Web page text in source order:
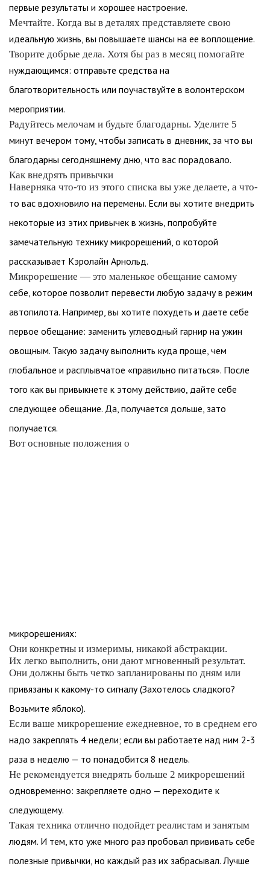
первые результаты и хорошее настроение.
Мечтайте. Когда вы в деталях представляете свою
идеальную жизнь, вы повышаете шансы на ее воплощение.
Творите добрые дела. Хотя бы раз в месяц помогайте
нуждающимся: отправьте средства на
благотворительность или поучаствуйте в волонтерском
мероприятии.
Радуйтесь мелочам и будьте благодарны. Уделите 5
минут вечером тому, чтобы записать в дневник, за что вы
благодарны сегодняшнему дню, что вас порадовало.
Как внедрять привычки
Наверняка что-то из этого списка вы уже делаете, а что-
то вас вдохновило на перемены. Если вы хотите внедрить
некоторые из этих привычек в жизнь, попробуйте
замечательную технику микрорешений, о которой
рассказывает Кэролайн Арнольд.
Микрорешение — это маленькое обещание самому
себе, которое позволит перевести любую задачу в режим
автопилота. Например, вы хотите похудеть и даете себе
первое обещание: заменить углеводный гарнир на ужин
овощным. Такую задачу выполнить куда проще, чем
глобальное и расплывчатое «правильно питаться». После
того как вы привыкнете к этому действию, дайте себе
следующее обещание. Да, получается дольше, зато
получается.
Вот основные положения о
микрорешениях:
Они конкретны и измеримы, никакой абстракции.
Их легко выполнить, они дают мгновенный результат.
Они должны быть четко запланированы по дням или
привязаны к какому-то сигналу (Захотелось сладкого?
Возьмите яблоко).
Если ваше микрорешение ежедневное, то в среднем его
надо закреплять 4 недели; если вы работаете над ним 2-3
раза в неделю — то понадобится 8 недель.
Не рекомендуется внедрять больше 2 микрорешений
одновременно: закрепляете одно — переходите к
следующему.
Такая техника отлично подойдет реалистам и занятым
людям. И тем, кто уже много раз пробовал прививать себе
полезные привычки, но каждый раз их забрасывал. Лучше